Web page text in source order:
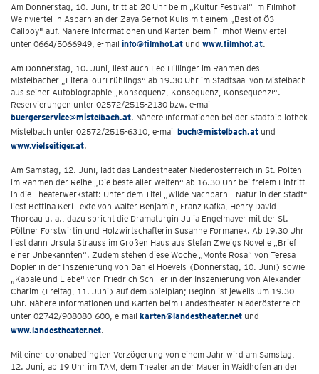
Am Donnerstag, 10. Juni, tritt ab 20 Uhr beim „Kultur Festival“ im Filmhof
Weinviertel in Asparn an der Zaya Gernot Kulis mit einem „Best of Ö3-
Callboy" auf. Nähere Informationen und Karten beim Filmhof Weinviertel
unter 0664/5066949, e-mail info@filmhof.at und www.filmhof.at.
Am Donnerstag, 10. Juni, liest auch Leo Hillinger im Rahmen des
Mistelbacher „LiteraTourFrühlings“ ab 19.30 Uhr im Stadtsaal von Mistelbach
aus seiner Autobiographie „Konsequenz, Konsequenz, Konsequenz!“.
Reservierungen unter 02572/2515-2130 bzw. e-mail
buergerservice@mistelbach.at. Nähere Informationen bei der Stadtbibliothek
Mistelbach unter 02572/2515-6310, e-mail buch@mistelbach.at und
www.vielseitiger.at.
Am Samstag, 12. Juni, lädt das Landestheater Niederösterreich in St. Pölten
im Rahmen der Reihe „Die beste aller Welten“ ab 16.30 Uhr bei freiem Eintritt
in die Theaterwerkstatt: Unter dem Titel „Wilde Nachbarn – Natur in der Stadt"
liest Bettina Kerl Texte von Walter Benjamin, Franz Kafka, Henry David
Thoreau u. a., dazu spricht die Dramaturgin Julia Engelmayer mit der St.
Pöltner Forstwirtin und Holzwirtschafterin Susanne Formanek. Ab 19.30 Uhr
liest dann Ursula Strauss im Großen Haus aus Stefan Zweigs Novelle „Brief
einer Unbekannten“. Zudem stehen diese Woche „Monte Rosa“ von Teresa
Dopler in der Inszenierung von Daniel Hoevels (Donnerstag, 10. Juni) sowie
„Kabale und Liebe“ von Friedrich Schiller in der Inszenierung von Alexander
Charim (Freitag, 11. Juni) auf dem Spielplan; Beginn ist jeweils um 19.30
Uhr. Nähere Informationen und Karten beim Landestheater Niederösterreich
unter 02742/908080-600, e-mail karten@landestheater.net und
www.landestheater.net.
Mit einer coronabedingten Verzögerung von einem Jahr wird am Samstag,
12. Juni, ab 19 Uhr im TAM, dem Theater an der Mauer in Waidhofen an der